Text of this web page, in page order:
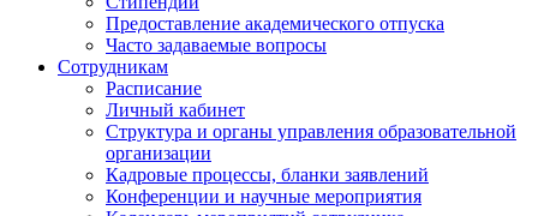
Предоставление академического отпуска
Часто задаваемые вопросы
Сотрудникам
Расписание
Личный кабинет
Структура и органы управления образовательной
организации
Кадровые процессы, бланки заявлений
Конференции и научные мероприятия